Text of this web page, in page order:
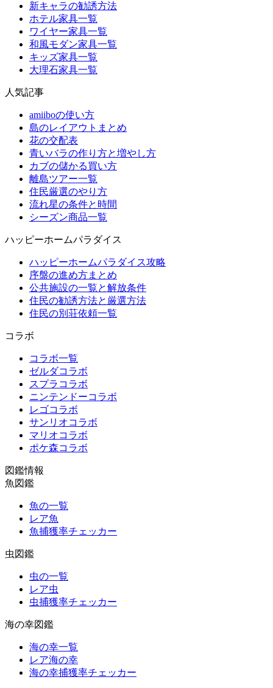
新キャラの勧誘方法
ホテル家具一覧
ワイヤー家具一覧
和風モダン家具一覧
キッズ家具一覧
大理石家具一覧
人気記事
amiiboの使い方
島のレイアウトまとめ
花の交配表
青いバラの作り方と増やし方
カブの儲かる買い方
離島ツアー一覧
住民厳選のやり方
流れ星の条件と時間
シーズン商品一覧
ハッピーホームパラダイス
ハッピーホームパラダイス攻略
序盤の進め方まとめ
公共施設の一覧と解放条件
住民の勧誘方法と厳選方法
住民の別荘依頼一覧
コラボ
コラボ一覧
ゼルダコラボ
スプラコラボ
ニンテンドーコラボ
レゴコラボ
サンリオコラボ
マリオコラボ
ポケ森コラボ
図鑑情報
魚図鑑
魚の一覧
レア魚
魚捕獲率チェッカー
虫図鑑
虫の一覧
レア虫
虫捕獲率チェッカー
海の幸図鑑
海の幸一覧
レア海の幸
海の幸捕獲率チェッカー